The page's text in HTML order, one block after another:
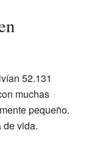
52.131
muchas
pequeño.
de vida.